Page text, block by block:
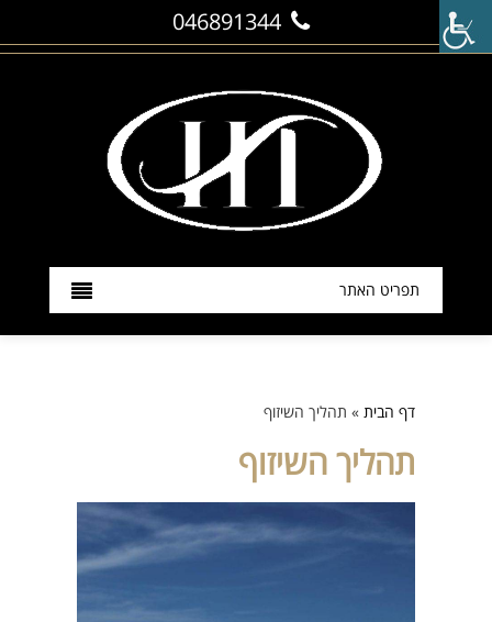
046891344
תפריט האתר
דף הבית » תהליך השיזוף
תהליך השיזוף